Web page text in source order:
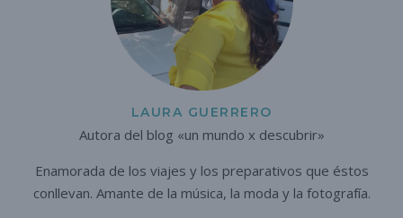
LAURA GUERRERO
Autora del blog «un mundo x descubrir»
Enamorada de los viajes y los preparativos que éstos
conllevan. Amante de la música, la moda y la fotografía.